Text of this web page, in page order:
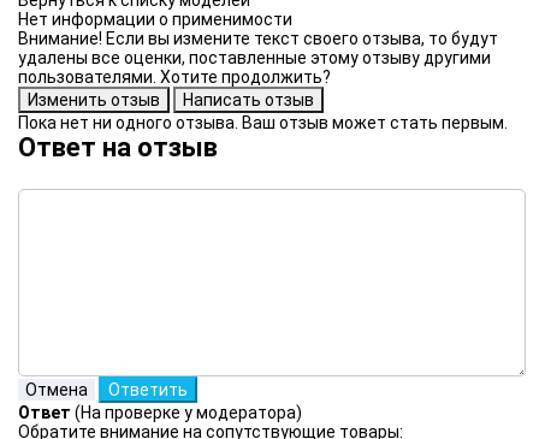
Нет информации о применимости
Внимание! Если вы измените текст своего отзыва, то будут
удалены все оценки, поставленные этому отзыву другими
пользователями. Хотите продолжить?
Пока нет ни одного отзыва. Ваш отзыв может стать первым.
Ответ на отзыв
Ответ (На проверке у модератора)
Обратите внимание на сопутствующие товары: